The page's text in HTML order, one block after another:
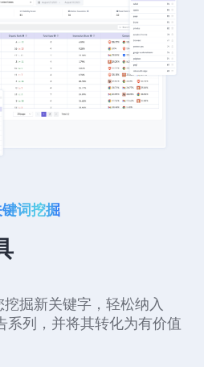
词挖掘
掘新关键字，轻松纳入
列，并将其转化为有价值